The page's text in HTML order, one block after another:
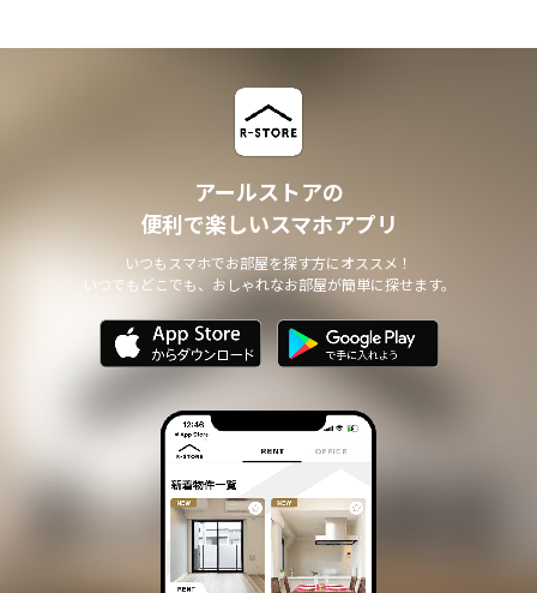
アールストアの
便利で楽しいスマホアプリ
いつもスマホでお部屋を探す方にオススメ！
いつでもどこでも、おしゃれなお部屋が簡単に探せます。